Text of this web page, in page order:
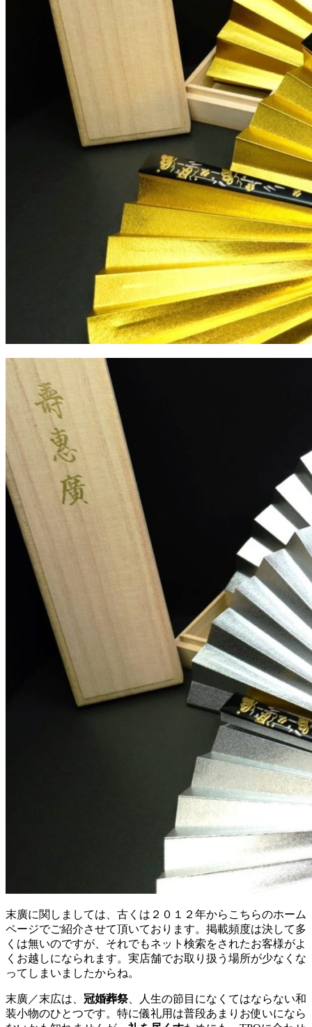
末廣に関しましては、古くは２０１２年からこちらのホーム
ページでご紹介させて頂いております。掲載頻度は決して多
くは無いのですが、それでもネット検索をされたお客様がよ
くお越しになられます。実店舗でお取り扱う場所が少なくな
ってしまいましたからね。
末廣／末広は、 冠婚葬祭、人生の節目になくてはならない和
装小物のひとつです。特に儀礼用は普段あまりお使いになら